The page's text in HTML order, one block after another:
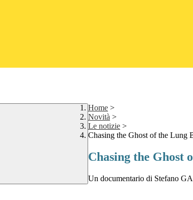
Home >
Novità >
Le notizie >
Chasing the Ghost of the Lung
Chasing the Ghost
Un documentario di Stefano